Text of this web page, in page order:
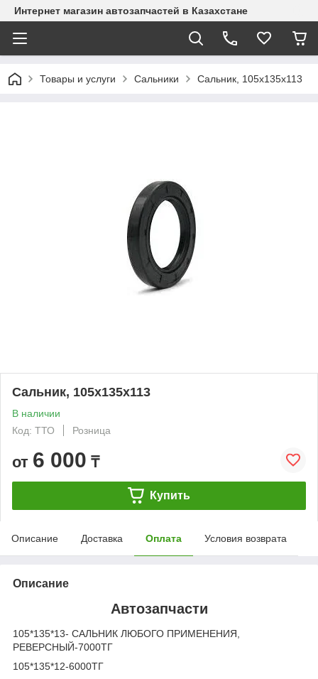
Интернет магазин автозапчастей в Казахстане
Товары и услуги Сальники Cальник, 105х135х113
Cальник, 105х135х113
В наличии
Код: ТТО
Розница
от 6 000 ₸
Купить
Описание Доставка Оплата Условия возврата
Описание
Автозапчасти
105*135*13- САЛЬНИК ЛЮБОГО ПРИМЕНЕНИЯ,
РЕВЕРСНЫЙ-7000ТГ
105*135*12-6000ТГ